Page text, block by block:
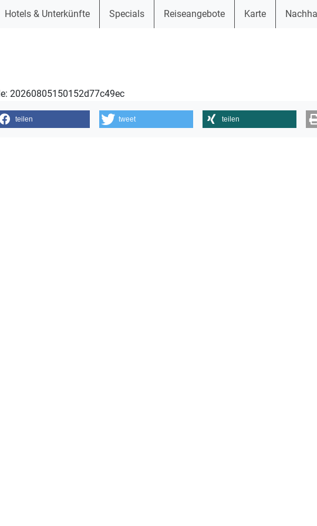
Hotels & Unterkünfte Specials Reiseangebote Karte
20260805150152d77c49ec
teilen tweet teilen